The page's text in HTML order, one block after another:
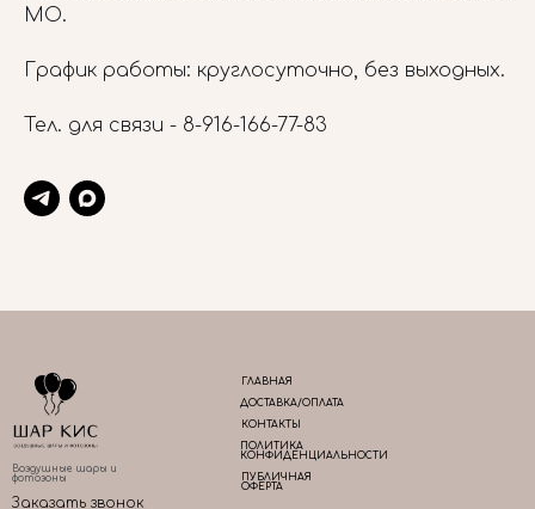
МО.
График работы: круглосуточно, без выходных.
Тел. для связи - 8-916-166-77-83
ГЛАВНАЯ
ДОСТАВКА/ОПЛАТА
КОНТАКТЫ
ПОЛИТИКА
КОНФИДЕНЦИАЛЬНОСТИ
ПУБЛИЧНАЯ
ОФЕРТА
Воздушные шары и
фотозоны
Заказать звонок